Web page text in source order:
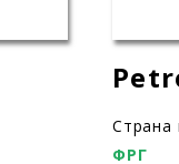
Страна
ФРГ